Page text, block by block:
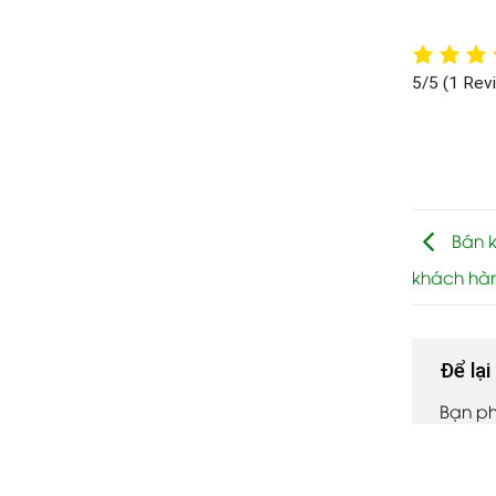
5/5 (1
Bán
khách
Để
Bạn